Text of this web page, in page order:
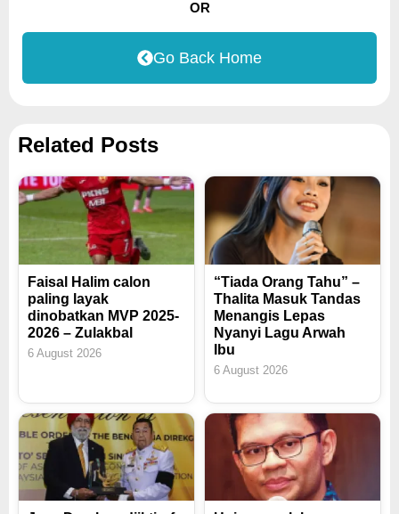
OR
Go Back Home
Related Posts
Faisal Halim calon
paling layak
dinobatkan MVP 2025-
2026 – Zulakbal
6 August 2026
“Tiada Orang Tahu” –
Thalita Masuk Tandas
Menangis Lepas
Nyanyi Lagu Arwah
Ibu
6 August 2026